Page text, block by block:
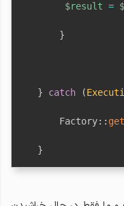
$result =
}
} catch (
Factory::
}